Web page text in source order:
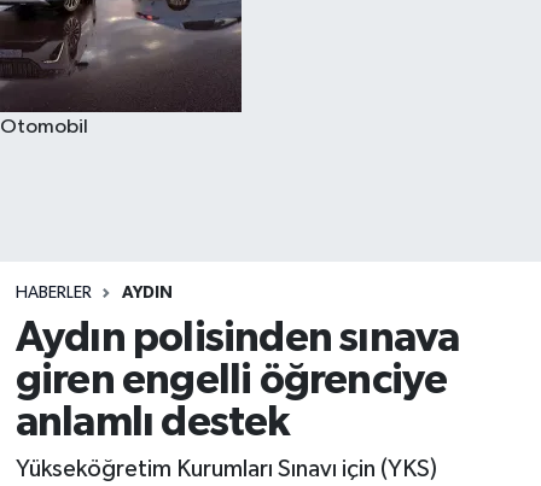
Otomobil
HABERLER AYDIN
Aydın polisinden sınava
giren engelli öğrenciye
anlamlı destek
Yükseköğretim Kurumları Sınavı için (YKS)